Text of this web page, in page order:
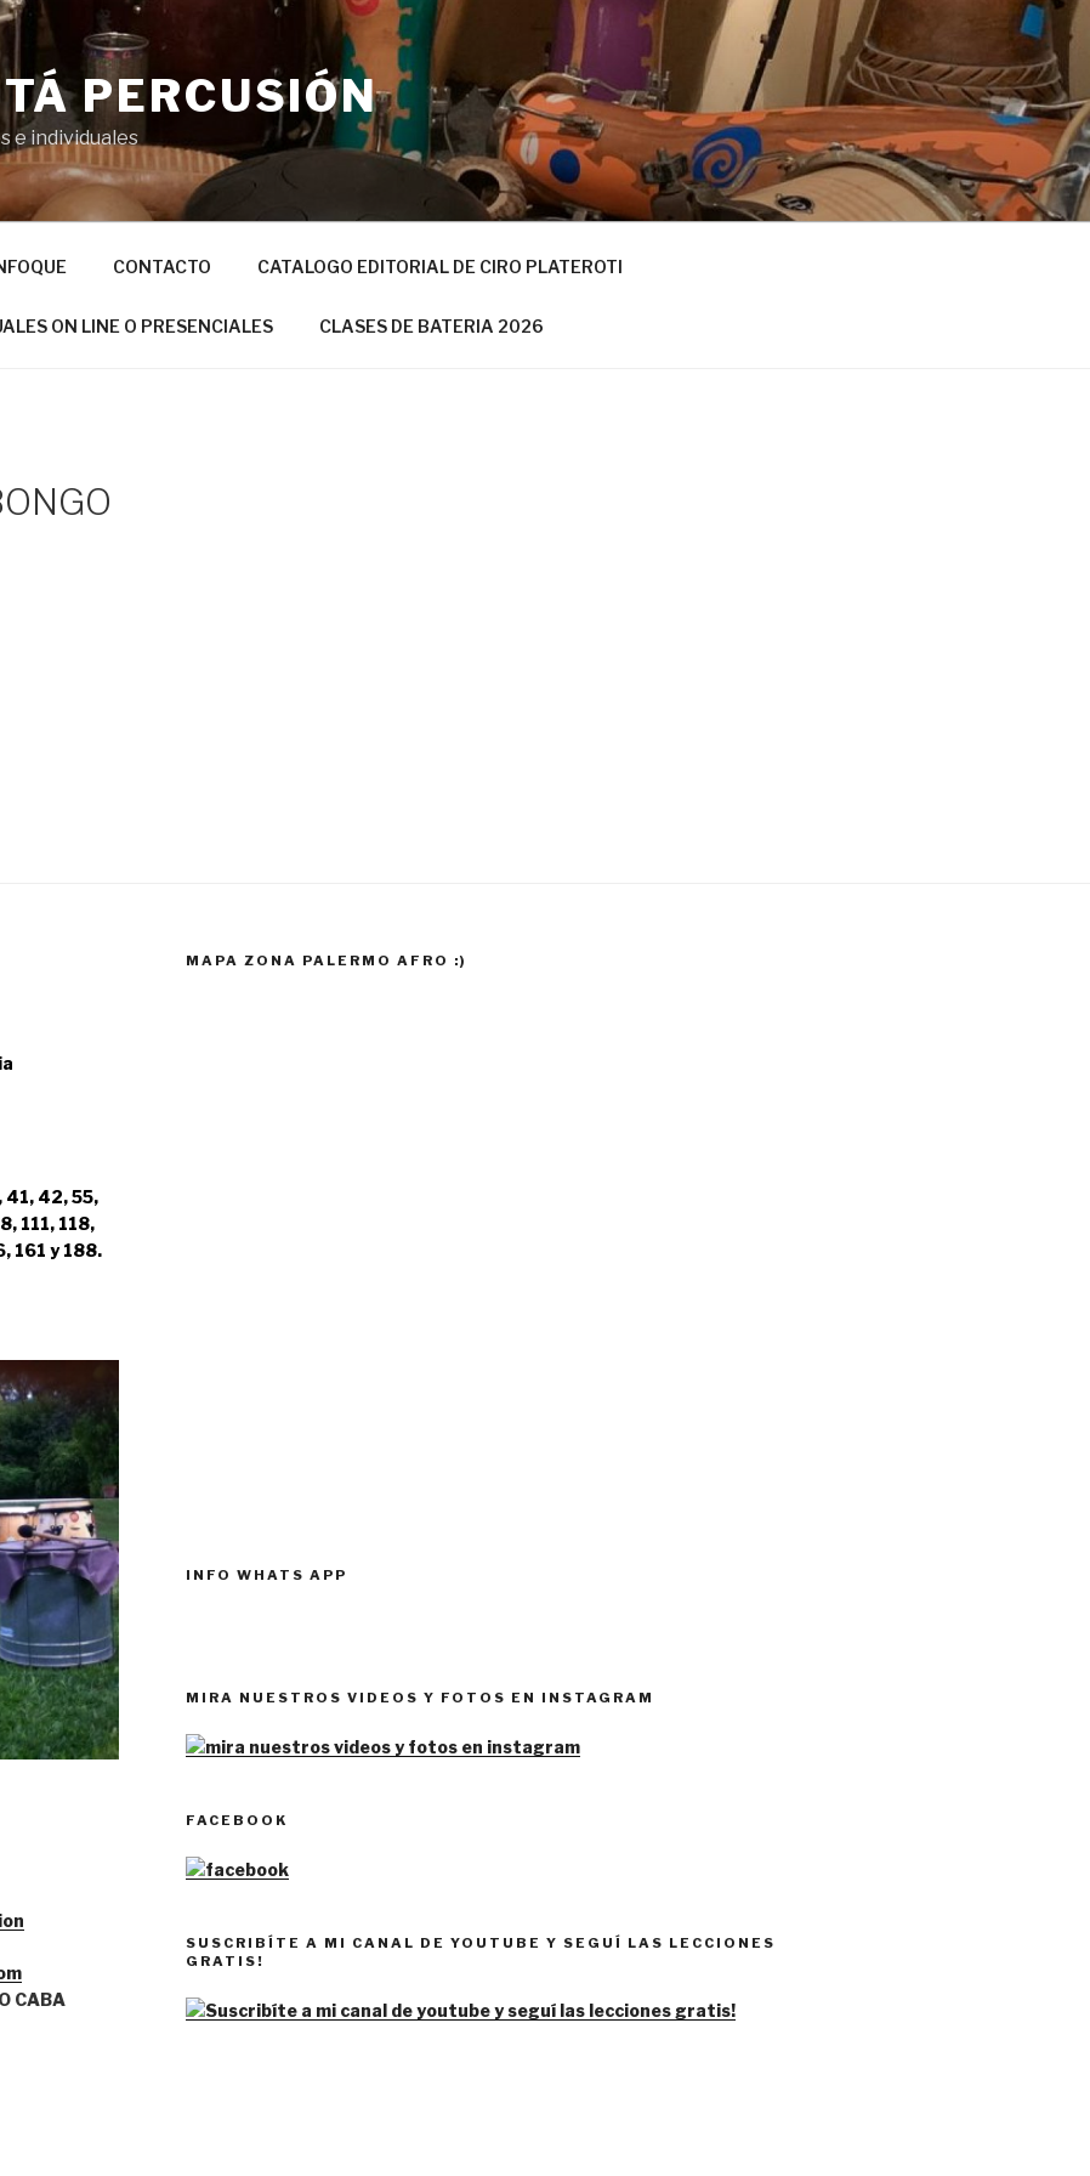
PERCUSIÓN
e individuales
CONTACTO CATALOGO EDITORIAL DE CIRO PLATEROTI
ON LINE O PRESENCIALES CLASES DE BATERIA 2026
41, 42, 55,
111, 118,
161 y 188.
CABA
MAPA ZONA PALERMO AFRO :)
INFO WHATS APP
MIRA NUESTROS VIDEOS Y FOTOS EN INSTAGRAM
FACEBOOK
SUSCRIBÍTE A MI CANAL DE YOUTUBE Y SEGUÍ LAS LECCIONES
GRATIS!